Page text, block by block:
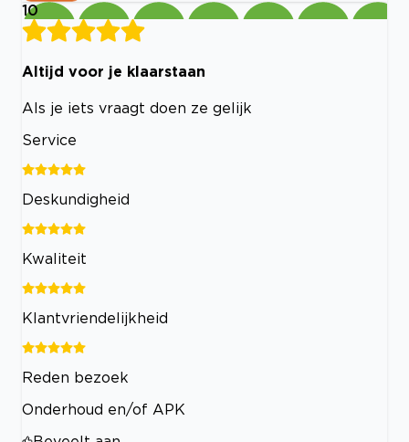
10
Altijd voor je klaarstaan
Als je iets vraagt doen ze gelijk
Service
Deskundigheid
Kwaliteit
Klantvriendelijkheid
Reden bezoek
Onderhoud en/of APK